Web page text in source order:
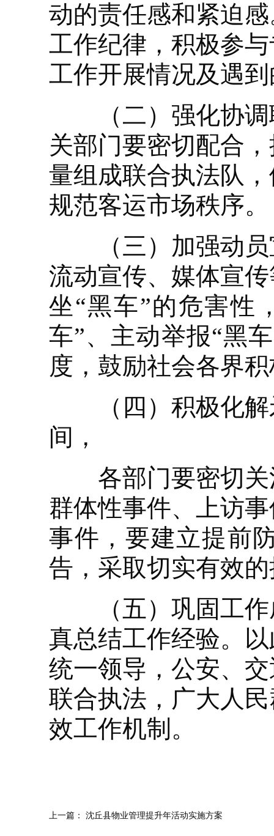
动的责任感和紧迫
工作纪律，积极参
工作开展情况及遇
（二）强化协调
关部门要密切配合
量组成联合执法队
规范客运市场秩序。
（三）加强动员
流动宣传、媒体宣
坐“黑车”的危害性
车”、主动举报“黑
度，鼓励社会各界
（四）积极化解
间，
各部门要密切关
群体性事件、上访
事件，要建立提前
告，采取切实有效
（五）巩固工作
真总结工作经验。
统一领导，公安、
联合执法，广大人
效工作机制。
上一篇： 沈丘县物业管理提升年活动实施方案